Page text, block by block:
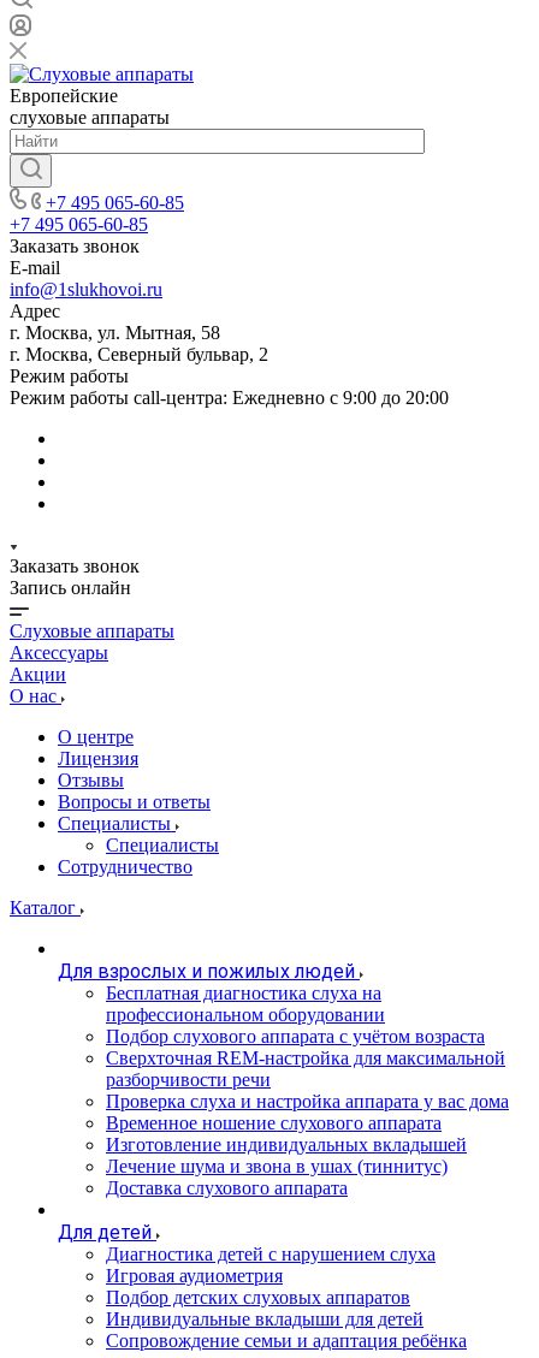
Европейские
слуховые аппараты
+7 495 065-60-85
+7 495 065-60-85
Заказать звонок
E-mail
info@1slukhovoi.ru
Адрес
г. Москва, ул. Мытная, 58
г. Москва, Северный бульвар, 2
Режим работы
Режим работы call-центра: Ежедневно с 9:00 до 20:00
Заказать звонок
Запись онлайн
Слуховые аппараты
Аксессуары
Акции
О нас
О центре
Лицензия
Отзывы
Вопросы и ответы
Специалисты
Специалисты
Сотрудничество
Каталог
Для взрослых и пожилых людей
Бесплатная диагностика слуха на
профессиональном оборудовании
Подбор слухового аппарата с учётом возраста
Сверхточная REM-настройка для максимальной
разборчивости речи
Проверка слуха и настройка аппарата у вас дома
Временное ношение слухового аппарата
Изготовление индивидуальных вкладышей
Лечение шума и звона в ушах (тиннитус)
Доставка слухового аппарата
Для детей
Диагностика детей с нарушением слуха
Игровая аудиометрия
Подбор детских слуховых аппаратов
Индивидуальные вкладыши для детей
Сопровождение семьи и адаптация ребёнка